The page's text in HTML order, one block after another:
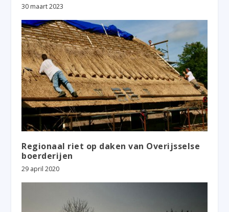
30 maart 2023
Regionaal riet op daken van Overijsselse
boerderijen
29 april 2020